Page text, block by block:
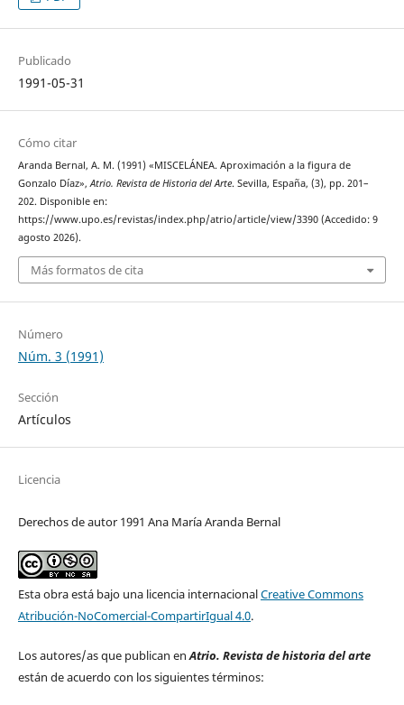
Publicado
1991-05-31
Cómo citar
Aranda Bernal, A. M. (1991) «MISCELÁNEA. Aproximación a la figura de
Gonzalo Díaz»,Atrio. Revista de Historia del Arte. Sevilla, España, (3), pp. 201–
202. Disponible en:
https://www.upo.es/revistas/index.php/atrio/article/view/3390 (Accedido: 9
agosto 2026).
Más formatos de cita
Número
Núm. 3 (1991)
Sección
Artículos
Licencia
Derechos de autor 1991 Ana María Aranda Bernal
Esta obra está bajo una licencia internacionalCreative Commons
Atribución-NoComercial-CompartirIgual 4.0.
Los autores/as que publican enAtrio. Revista de historia del arte
están de acuerdo con los siguientes términos: